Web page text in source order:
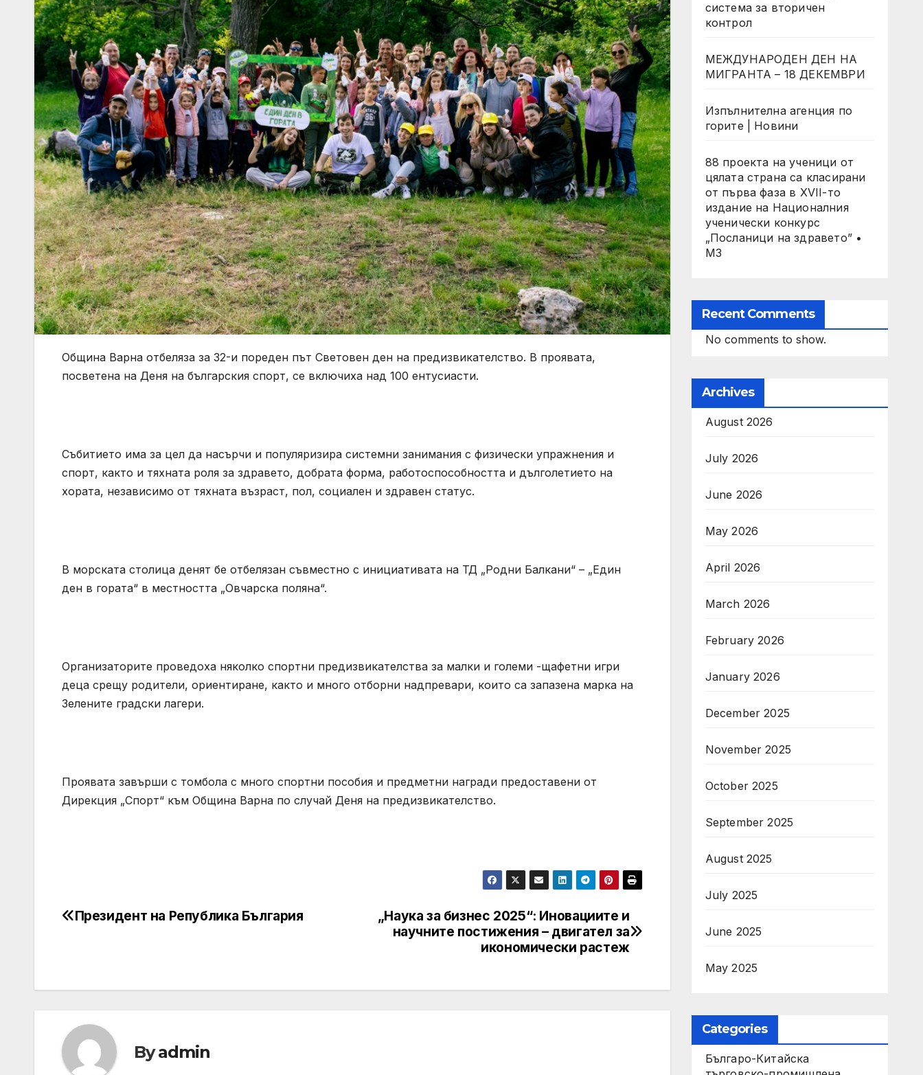
Община Варна отбеляза за 32-и пореден път Световен ден на предизвикателство. В проявата,
посветена на Деня на българския спорт, се включиха над 100 ентусиасти.
Събитието има за цел да насърчи и популяризира системни занимания с физически упражнения и
спорт, както и тяхната роля за здравето, добрата форма, работоспособността и дълголетието на
хората, независимо от тяхната възраст, пол, социален и здравен статус.
В морската столица денят бе отбелязан съвместно с инициативата на ТД „Родни Балкани“ – „Един
ден в гората“ в местността „Овчарска поляна“.
Организаторите проведоха няколко спортни предизвикателства за малки и големи -щафетни игри
деца срещу родители, ориентиране, както и много отборни надпревари, които са запазена марка на
Зелените градски лагери.
Проявата завърши с томбола с много спортни пособия и предметни награди предоставени от
Дирекция „Спорт“ към Община Варна по случай Деня на предизвикателство.
Post
„Наука за бизнес 2025“: Иновациите и
научните постижения – двигател за
икономически растеж
Президент на Република България
Byadmin
система за вторичен
контрол
МЕЖДУНАРОДЕН ДЕН НА
МИГРАНТА – 18 ДЕКЕМВРИ
Изпълнителна агенция по
горите | Новини
88 проекта на ученици от
цялата страна са класирани
от първа фаза в XVII-то
издание на Националния
ученически конкурс
„Посланици на здравето” •
МЗ
Recent Comments
No comments to show.
Archives
August 2026
July 2026
June 2026
May 2026
April 2026
March 2026
February 2026
January 2026
December 2025
November 2025
October 2025
September 2025
August 2025
July 2025
June 2025
May 2025
Categories
Българо-Китайска